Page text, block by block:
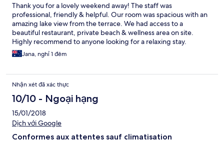
Thank you for a lovely weekend away! The staff was
professional, friendly & helpful. Our room was spacious with an
amazing lake view from the terrace. We had access to a
beautiful restaurant, private beach & wellness area on site.
Highly recommend to anyone looking for a relaxing stay.
Jana, nghỉ 1 đêm
Nhận xét đã xác thực
10/10 - Ngoại hạng
15/01/2018
Dịch với Google
Conformes aux attentes sauf climatisation